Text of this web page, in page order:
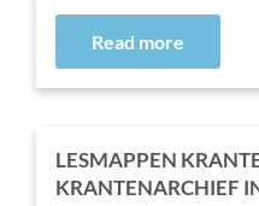
Read more
LESMAPPEN
KRANTENARCHIEF